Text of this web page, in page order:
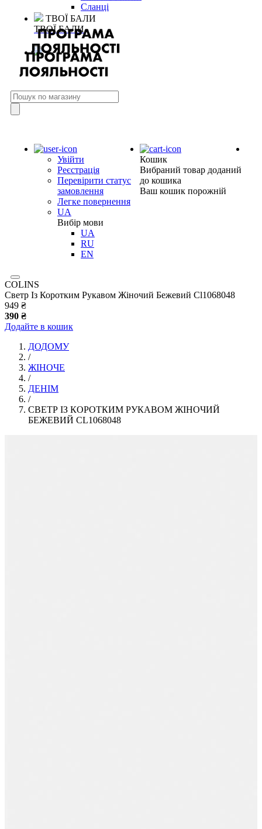
Сланці
ТВОЇ БАЛИ
ТВОЇ БАЛИ
Увійти
Реєстрація
Перевірити статус
замовлення
Легке повернення
UA
Вибір мови
UA
RU
EN
Кошик
Вибраний товар доданий
до кошика
Ваш кошик порожній
COLINS
Светр Із Коротким Рукавом Жіночий Бежевий Cl1068048
949 ₴
390 ₴
Додайте в кошик
ДОДОМУ
/
ЖІНОЧЕ
/
ДЕНІМ
/
СВЕТР ІЗ КОРОТКИМ РУКАВОМ ЖІНОЧИЙ
БЕЖЕВИЙ CL1068048